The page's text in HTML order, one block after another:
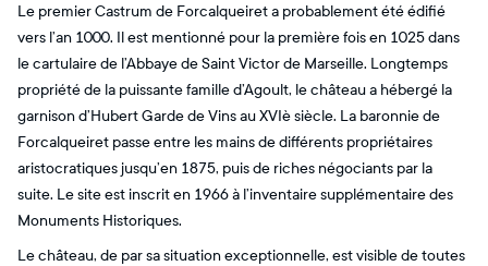
Le premier Castrum de Forcalqueiret a probablement été édifié
vers l’an 1000. Il est mentionné pour la première fois en 1025 dans
le cartulaire de l’Abbaye de Saint Victor de Marseille. Longtemps
propriété de la puissante famille d’Agoult, le château a hébergé la
garnison d’Hubert Garde de Vins au XVIè siècle. La baronnie de
Forcalqueiret passe entre les mains de différents propriétaires
aristocratiques jusqu’en 1875, puis de riches négociants par la
suite. Le site est inscrit en 1966 à l’inventaire supplémentaire des
Monuments Historiques.
Le château, de par sa situation exceptionnelle, est visible de toutes